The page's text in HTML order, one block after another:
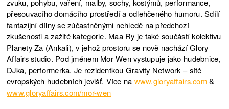
zvuku, pohybu, vaření, malby, sochy, kostýmů, performance,
přesouvacího domácího prostředí a odlehčeného humoru. Sdílí
fantazijní dílny se zúčastněnými nehledě na předchozí
zkušenosti a zažité kategorie. Maa Ry je také součástí kolektivu
Planety Za (Ankali), v jehož prostoru se nově nachází Glory
Affairs studio. Pod jménem Mor Wen vystupuje jako hudebnice,
DJka, performerka. Je rezidentkou Gravity Network – sítě
evropských hudebních jevišť. Více na www.gloryaffairs.com&
www.gloryaffairs.com/mor-wen